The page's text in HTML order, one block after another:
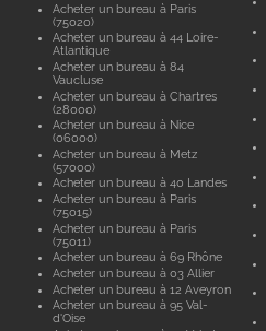
Acheter un bureau à Paris
(75020)
Acheter un bureau à 44 Loire-
Atlantique
Acheter un bureau à 84
Vaucluse
Acheter un bureau à Chartres
(28000)
Acheter un bureau à Nice
(06000)
Acheter un bureau à Metz
(57000)
Acheter un bureau à 40 Landes
Acheter un bureau à Paris
(75015)
Acheter un bureau à Paris
(75011)
Acheter un bureau à 69 Rhône
Acheter un bureau à 03 Allier
Acheter un bureau à 12 Aveyron
Acheter un bureau à 95 Val-
d'Oise